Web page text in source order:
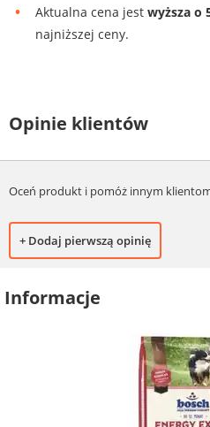
Aktualna cena jest wyższa o
najniższej ceny.
Opinie klientów
Oceń produkt i pomóż innym
+ Dodaj pierwszą opinię
Informacje